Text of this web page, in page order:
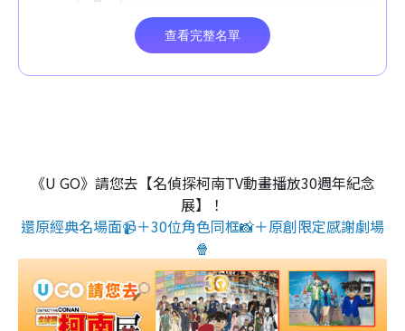
《U GO》請您去【名偵探柯南TV動畫播放30週年紀念
展】！
還原經典名場面📹＋30位角色同框📸＋原創限定感謝劇場
🍿